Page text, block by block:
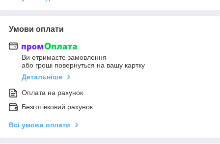
Умови оплати
Ви отримаєте замовлення
або гроші повернуться на вашу картку
Детальніше
Оплата на рахунок
Безготівковий рахунок
Всі умови оплати